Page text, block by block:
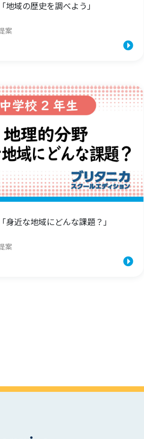
地域の歴史を調べよう」
案
身近な地域にどんな課題？」
案